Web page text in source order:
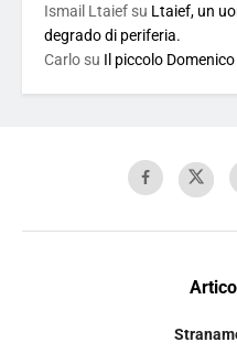
Ismail Ltaief su Ltaief, un
degrado di periferia.
Carlo su Il piccolo Domenico